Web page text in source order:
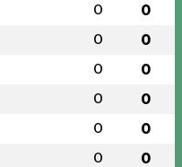
0 0
0 0
0 0
0 0
0 0
0 0